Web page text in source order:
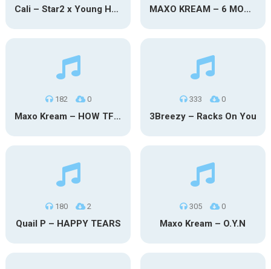
Cali – Star2 x Young Henny MAXO KREAM – 6 MONTHS CLEAN
182 0
Maxo Kream – HOW TF I’M LUCKY
333 0
3Breezy – Racks On You
180 2
Quail P – HAPPY TEARS
305 0
Maxo Kream – O.Y.N